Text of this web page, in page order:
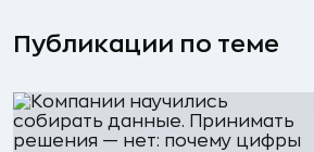
Публикации по теме